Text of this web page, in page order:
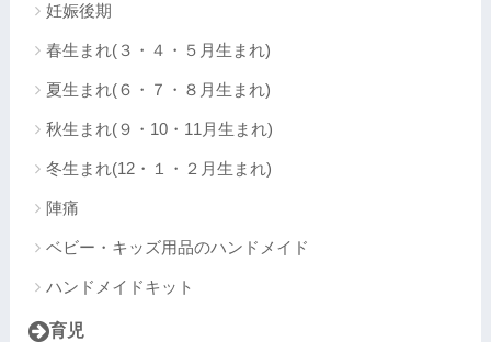
妊娠後期
春生まれ(３・４・５月生まれ)
夏生まれ(６・７・８月生まれ)
秋生まれ(９・10・11月生まれ)
冬生まれ(12・１・２月生まれ)
陣痛
ベビー・キッズ用品のハンドメイド
ハンドメイドキット
育児